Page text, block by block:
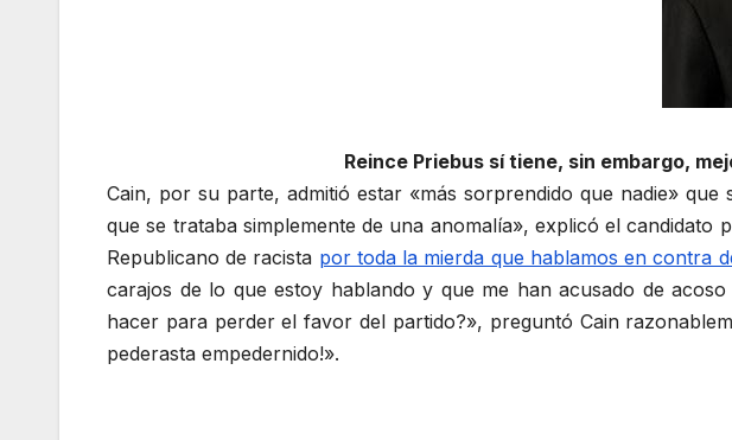
Reince Priebus sí tiene, sin embargo,
Cain, por su parte, admitió estar «más sorprendido que nadie»
que se trataba simplemente de una anomalía», explicó el
Republicano de racista por toda la mierda que hablamos en contra
carajos de lo que estoy hablando y que me han acusado de
hacer para perder el favor del partido?», preguntó Cain
pederasta empedernido!».